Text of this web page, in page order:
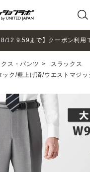
8/12 9:59まで】クーポン利用
ス・パンツ
スラックス
ック/裾上げ済/ウエストマジ